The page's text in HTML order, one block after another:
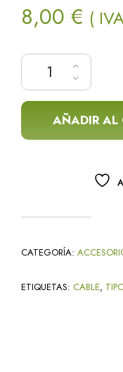
8,00 € (
Cable de Datos y Carga
AÑADIR AL
CATEGORÍA:
ETIQUETAS: CABLE,